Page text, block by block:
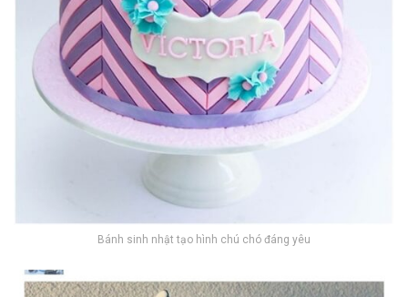
Bánh sinh nhật tạo hình chú chó đáng yêu